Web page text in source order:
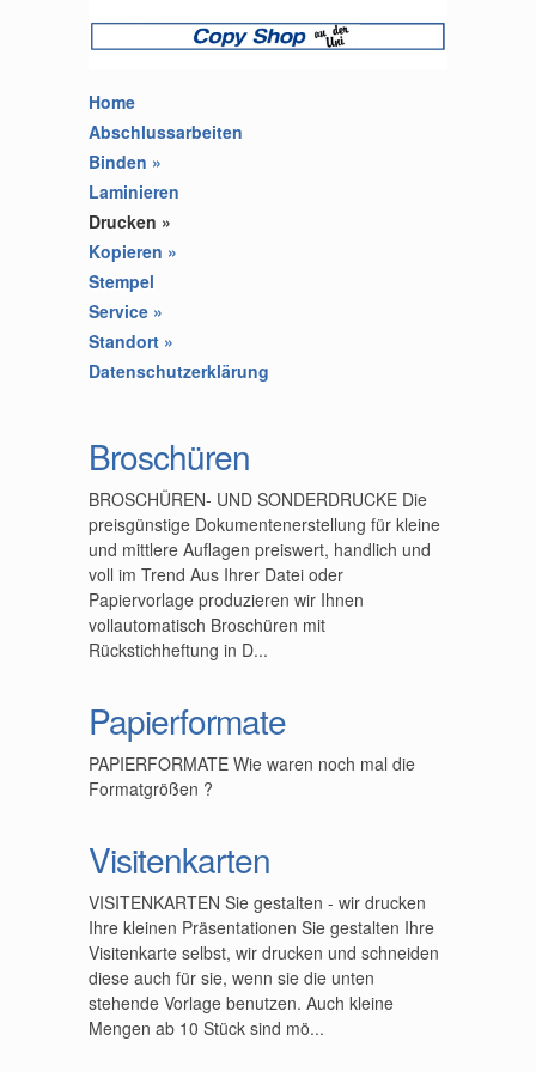
Home
Abschlussarbeiten
Binden »
Laminieren
Drucken »
Kopieren »
Stempel
Service »
Standort »
Datenschutzerklärung
Broschüren
BROSCHÜREN- UND SONDERDRUCKE Die
preisgünstige Dokumentenerstellung für kleine
und mittlere Auflagen preiswert, handlich und
voll im Trend Aus Ihrer Datei oder
Papiervorlage produzieren wir Ihnen
vollautomatisch Broschüren mit
Rückstichheftung in D...
Papierformate
PAPIERFORMATE Wie waren noch mal die
Formatgrößen ?
Visitenkarten
VISITENKARTEN Sie gestalten - wir drucken
Ihre kleinen Präsentationen Sie gestalten Ihre
Visitenkarte selbst, wir drucken und schneiden
diese auch für sie, wenn sie die unten
stehende Vorlage benutzen. Auch kleine
Mengen ab 10 Stück sind mö...